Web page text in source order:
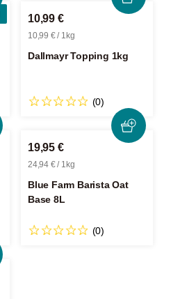
10,99 €
10,99 € / 1kg
Dallmayr Topping 1kg
(0)
19,95 €
24,94 € / 1kg
Blue Farm Barista Oat
Base 8L
(0)